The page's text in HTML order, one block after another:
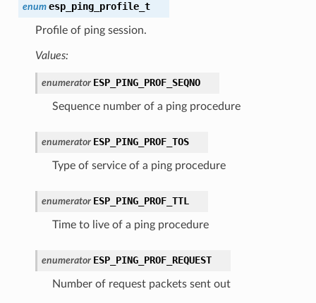
enum esp_ping_profile_t
Profile of ping session.
Values:
enumerator ESP_PING_PROF_SEQNO
Sequence number of a ping procedure
enumerator ESP_PING_PROF_TOS
Type of service of a ping procedure
enumerator ESP_PING_PROF_TTL
Time to live of a ping procedure
enumerator ESP_PING_PROF_REQUEST
Number of request packets sent out